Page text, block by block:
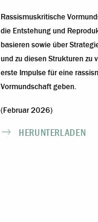
Rassismuskritische
die Entstehung und
basieren sowie über
und zu diesen Strukturen zu
erste Impulse für eine
Vormundschaft geben.
(Februar 2026)
HERUNTERLADEN